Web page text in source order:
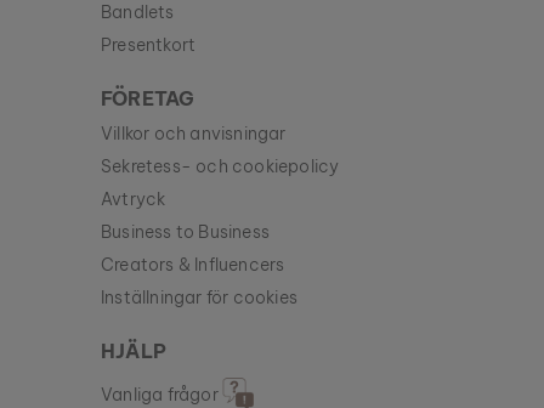
Bandlets
Presentkort
FÖRETAG
Villkor och anvisningar
Sekretess- och cookiepolicy
Avtryck
Business to Business
Creators & Influencers
Inställningar för cookies
HJÄLP
Vanliga frågor